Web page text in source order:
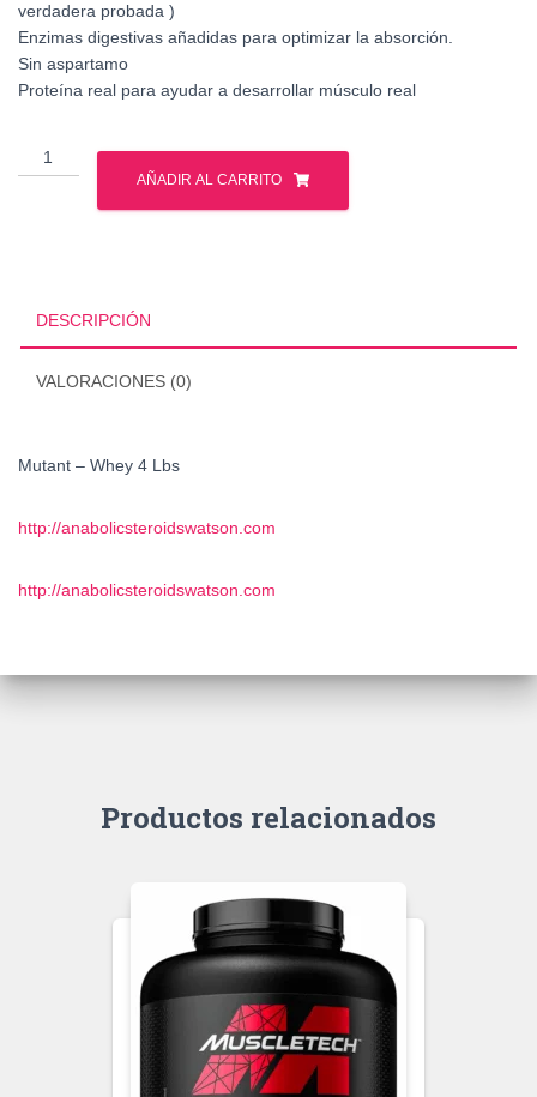
verdadera probada )
Enzimas digestivas añadidas para optimizar la absorción.
Sin aspartamo
Proteína real para ayudar a desarrollar músculo real
Mutant
-
AÑADIR AL CARRITO
DESCRIPCIÓN
VALORACIONES (0)
Mutant – Whey 4 Lbs
http://anabolicsteroidswatson.com
http://anabolicsteroidswatson.com
Productos relacionados